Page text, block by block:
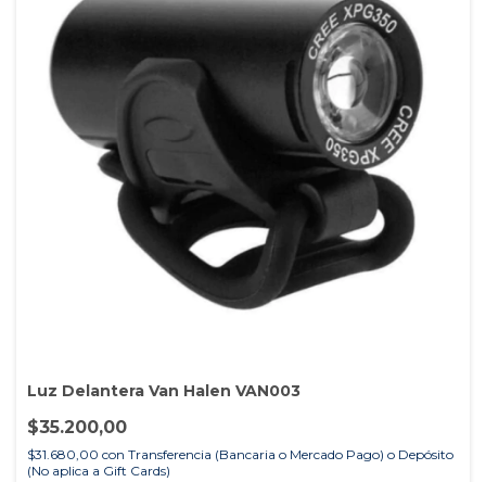
Luz Delantera Van Halen VAN003
$35.200,00
$31.680,00 con Transferencia (Bancaria o Mercado Pago) o Depósito
(No aplica a Gift Cards)